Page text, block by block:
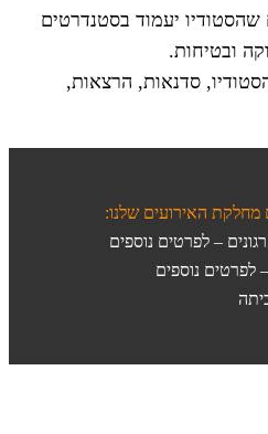
יעמוד בסטנדרטים
ובטיחות.
סדנאות, הרצאות,
האירועים שלנו:
– לפרטים נוספים
לפרטים נוספים